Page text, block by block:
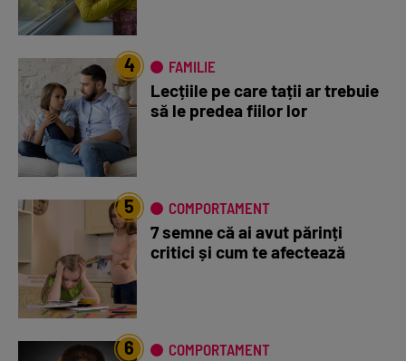
4 FAMILIE
Lecțiile pe care tații ar trebuie
să le predea fiilor lor
5 COMPORTAMENT
7 semne că ai avut părinți
critici și cum te afectează
6 COMPORTAMENT